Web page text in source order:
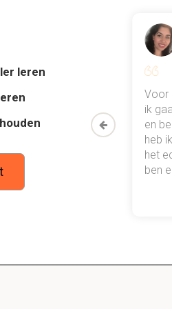
dat niet direct toegang baar is
gevoelens en ideeën
wat hoort bij de ID?
meteen worden bevredigd. De
wil je zo snel mogelijk weg
honger hebt heb je de neiging om
externe realiteit, samen met
context.
leren
mn
een heel
gewoon
Voor
ik
en
heb
het
ben